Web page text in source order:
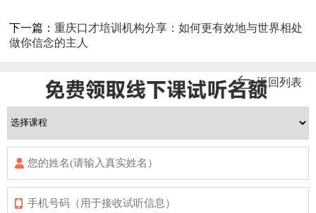
下一篇：重庆口才培训机构分享：如何更有效地与世界相处
做你信念的主人
返回列表